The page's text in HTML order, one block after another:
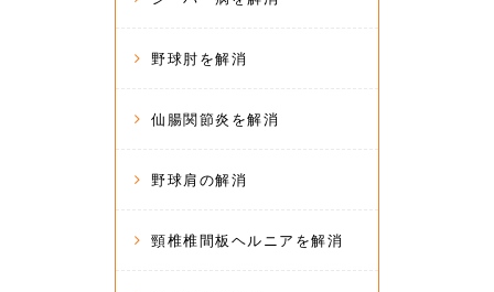
野球肘を解消
仙腸関節炎を解消
野球肩の解消
頸椎椎間板ヘルニアを解消